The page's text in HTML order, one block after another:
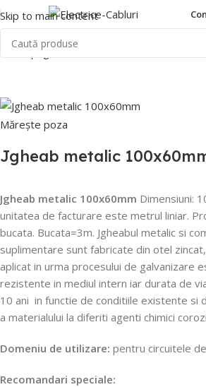
Skip to main content
Prima pagină
Mărește poza
Jgheab metalic
Jgheab metalic 100x60mm Dimensiuni:
unitatea de facturare este metrul liniar.
bucata. Bucata=3m. Jgheabul metalic si
suplimentare sunt fabricate din otel
aplicat in urma procesului de galvanizare
rezistente in mediul intern iar durata de
10 ani in functie de conditiile existente si
a materialului la diferiti agenti chimici
Domeniu de utilizare: pentru circuitele
Recomandari speciale: